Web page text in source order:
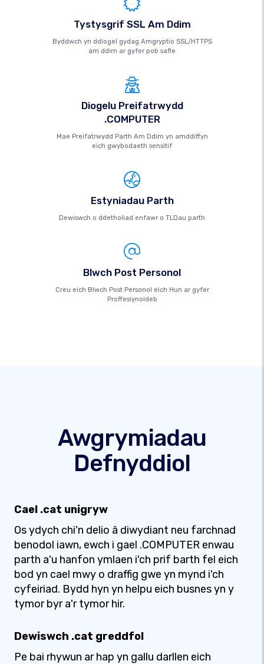
Tystysgrif SSL Am Ddim
Byddwch yn ddiogel gydag Amgryptio SSL/HTTPS
am ddim ar gyfer pob safle
Diogelu Preifatrwydd
.COMPUTER
Mae Preifatrwydd Parth Am Ddim yn amddiffyn
eich gwybodaeth sensitif
Estyniadau Parth
Dewiswch o ddetholiad enfawr o TLDau parth
Blwch Post Personol
Creu eich Blwch Post Personol eich Hun ar gyfer
Proffesiynoldeb
Awgrymiadau
Defnyddiol
Cael .cat unigryw
Os ydych chi'n delio â diwydiant neu farchnad
benodol iawn, ewch i gael .COMPUTER enwau
parth a'u hanfon ymlaen i'ch prif barth fel eich
bod yn cael mwy o draffig gwe yn mynd i'ch
cyfeiriad. Bydd hyn yn helpu eich busnes yn y
tymor byr a'r tymor hir.
Dewiswch .cat greddfol
Pe bai rhywun ar hap yn gallu darllen eich